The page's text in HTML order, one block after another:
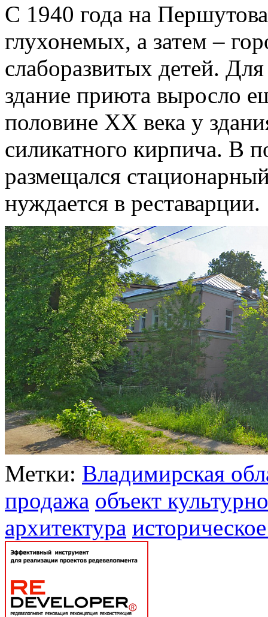
С 1940 года на
глухонемых, а затем –
слаборазвитых детей.
здание приюта выросло
половине XX века у
силикатного кирпича. В
размещался
нуждается в реставарции.
Метки: Владимирская
продажа объект
архитектура